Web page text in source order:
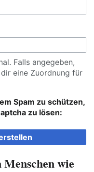
Falls angegeben,
eine Zuordnung für
Spam zu schützen,
zu lösen:
wie